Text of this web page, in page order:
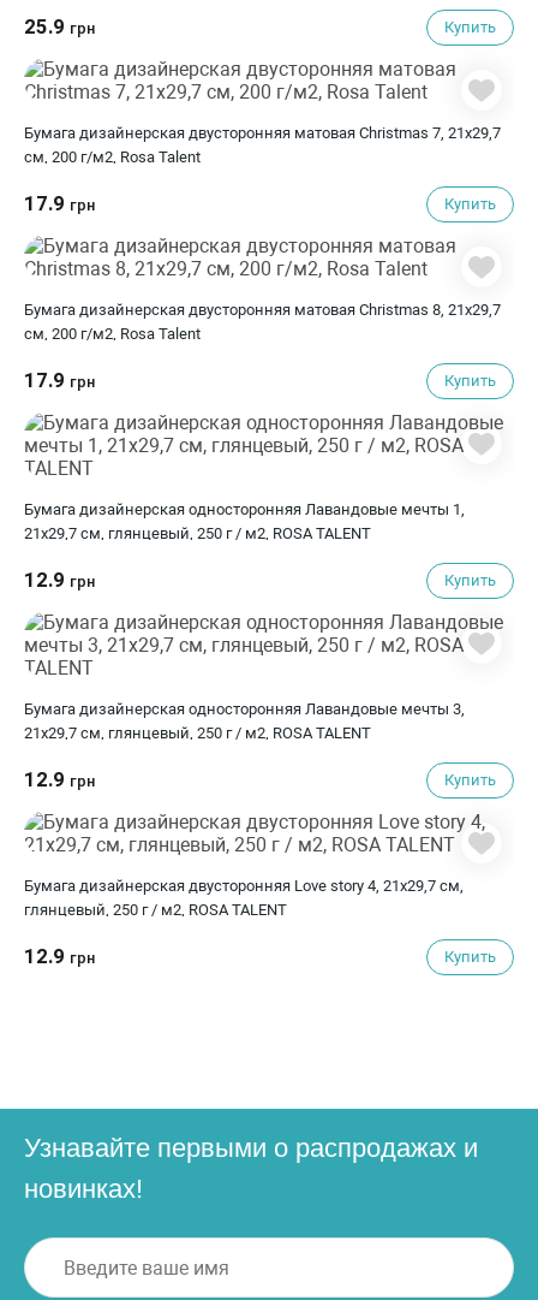
25.9 грн Купить
Бумага дизайнерская двусторонняя матовая Christmas 7, 21х29,7
см, 200 г/м2, Rosa Talent
17.9 грн Купить
Бумага дизайнерская двусторонняя матовая Christmas 8, 21х29,7
см, 200 г/м2, Rosa Talent
17.9 грн Купить
Бумага дизайнерская односторонняя Лавандовые мечты 1,
21х29,7 см, глянцевый, 250 г / м2, ROSA TALENT
12.9 грн Купить
Бумага дизайнерская односторонняя Лавандовые мечты 3,
21х29,7 см, глянцевый, 250 г / м2, ROSA TALENT
12.9 грн Купить
Бумага дизайнерская двусторонняя Love story 4, 21х29,7 см,
глянцевый, 250 г / м2, ROSA TALENT
12.9 грн Купить
Узнавайте первыми о распродажах и
новинках!